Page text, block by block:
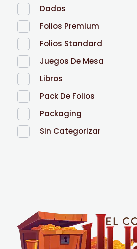
Dados
Folios Premium
Folios Standard
Juegos De Mesa
Libros
Pack De Folios
Packaging
Sin Categorizar